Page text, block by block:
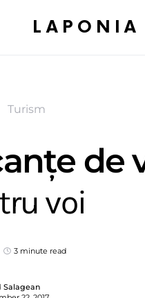
LAPONIA
Turism
de
voi
3 minute read
Salagean